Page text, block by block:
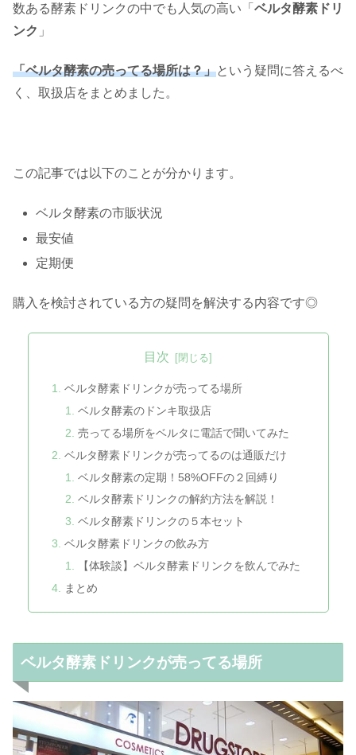
数ある酵素ドリンクの中でも人気の高い「 ベルタ酵素ドリ
ンク 」
「ベルタ酵素の売ってる場所は？」という疑問に答えるべ
く、取扱店をまとめました。
この記事では以下のことが分かります。
ベルタ酵素の市販状況
最安値
定期便
購入を検討されている方の疑問を解決する内容です◎
目次
ベルタ酵素ドリンクが売ってる場所
ベルタ酵素のドンキ取扱店
売ってる場所をベルタに電話で聞いてみた
ベルタ酵素ドリンクが売ってるのは通販だけ
ベルタ酵素の定期！58%OFFの２回縛り
ベルタ酵素ドリンクの解約方法を解説！
ベルタ酵素ドリンクの５本セット
ベルタ酵素ドリンクの飲み方
【体験談】ベルタ酵素ドリンクを飲んでみた
まとめ
ベルタ酵素ドリンクが売ってる場所